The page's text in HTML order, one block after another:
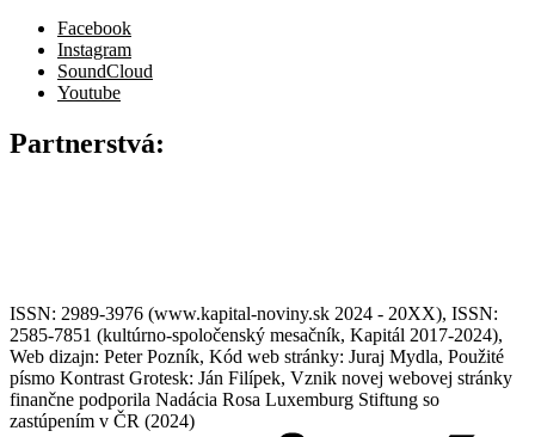
Facebook
Instagram
SoundCloud
Youtube
Partnerstvá:
ISSN: 2989-3976 (www.kapital-noviny.sk 2024 - 20XX), ISSN:
2585-7851 (kultúrno-spoločenský mesačník, Kapitál 2017-2024),
Web dizajn: Peter Pozník, Kód web stránky: Juraj Mydla, Použité
písmo Kontrast Grotesk: Ján Filípek, Vznik novej webovej stránky
finančne podporila Nadácia Rosa Luxemburg Stiftung so
zastúpením v ČR (2024)